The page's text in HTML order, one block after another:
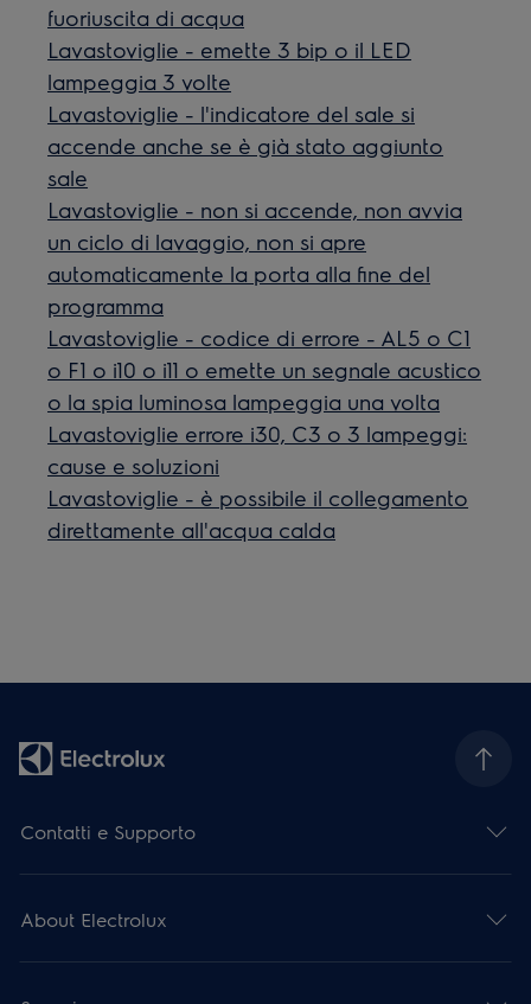
fuoriuscita di acqua
Lavastoviglie - emette 3 bip o il LED
lampeggia 3 volte
Lavastoviglie - l'indicatore del sale si
accende anche se è già stato aggiunto
sale
Lavastoviglie - non si accende, non avvia
un ciclo di lavaggio, non si apre
automaticamente la porta alla fine del
programma
Lavastoviglie - codice di errore - AL5 o C1
o F1 o i10 o i11 o emette un segnale acustico
o la spia luminosa lampeggia una volta
Lavastoviglie errore i30, C3 o 3 lampeggi:
cause e soluzioni
Lavastoviglie - è possibile il collegamento
direttamente all'acqua calda
Contatti e Supporto
About Electrolux